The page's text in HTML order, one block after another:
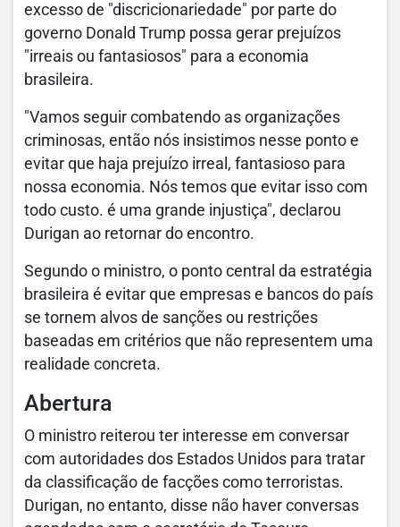
excesso de "discricionariedade" por parte do
governo Donald Trump possa gerar prejuízos
"irreais ou fantasiosos" para a economia
brasileira.
"Vamos seguir combatendo as organizações
criminosas, então nós insistimos nesse ponto e
evitar que haja prejuízo irreal, fantasioso para
nossa economia. Nós temos que evitar isso com
todo custo. é uma grande injustiça", declarou
Durigan ao retornar do encontro.
Segundo o ministro, o ponto central da estratégia
brasileira é evitar que empresas e bancos do país
se tornem alvos de sanções ou restrições
baseadas em critérios que não representem uma
realidade concreta.
Abertura
O ministro reiterou ter interesse em conversar
com autoridades dos Estados Unidos para tratar
da classificação de facções como terroristas.
Durigan, no entanto, disse não haver conversas